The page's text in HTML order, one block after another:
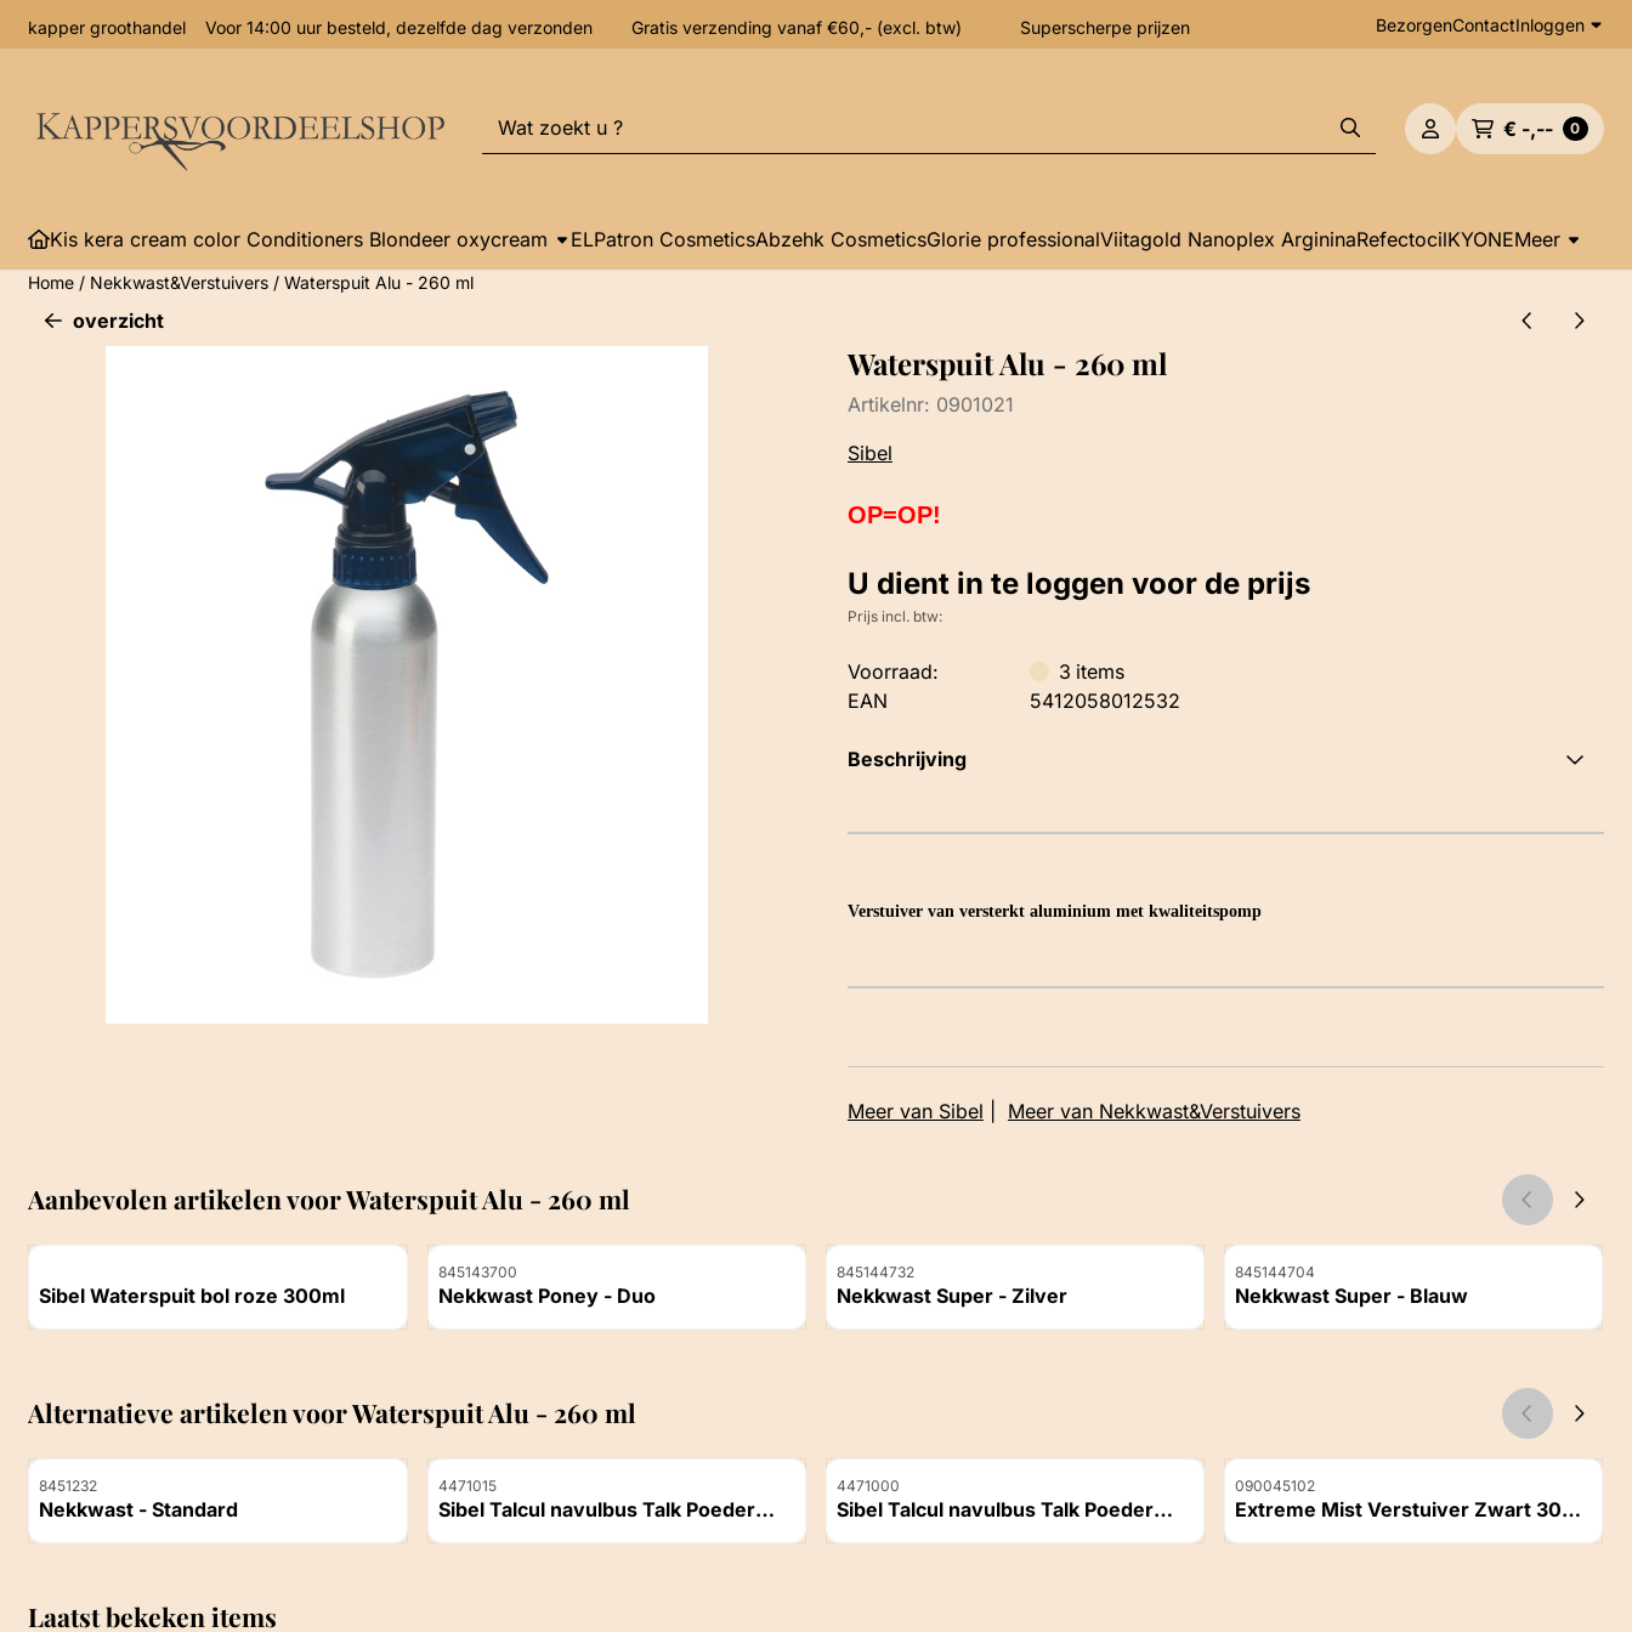
kapper groothandel Voor 14:00 uur besteld, dezelfde dag verzonden Gratis verzending vanaf €60,- (excl. btw) Superscherpe prijzen BezorgenContactInloggen
Zoeken
€ -,-- 0
Kis kera cream color Conditioners Blondeer oxycream ELPatron CosmeticsAbzehk CosmeticsGlorie professionalViitagold Nanoplex ArgininaRefectocilKYONEMeer
Home / Nekkwast&Verstuivers / Waterspuit Alu - 260 ml
overzicht
Waterspuit Alu - 260 ml
Artikelnr: 0901021
Sibel
OP=OP!
U dient in te loggen voor de prijs
Prijs incl. btw:
Voorraad: 3 items
EAN
5412058012532
Beschrijving
Verstuiver van versterkt aluminium met kwaliteitspomp
Meer van Sibel Meer van Nekkwast&Verstuivers
Aanbevolen artikelen voorWaterspuit Alu - 260 ml
Sibel Waterspuit bol roze 300ml
Prijs niet zichtbaar
Artikelnummer
845143700
Nekkwast Poney - Duo
Prijs niet zichtbaar
Artikelnummer
845144732
Nekkwast Super - Zilver
Prijs niet zichtbaar
Artikelnummer
845144704
Nekkwast Super - Blauw
Prijs niet zichtbaar
Alternatieve artikelen voorWaterspuit Alu - 260 ml
Artikelnummer
8451232
Nekkwast - Standard
Prijs niet zichtbaar
Artikelnummer
4471015
Sibel Talcul navulbus Talk Poeder
Prijs niet zichtbaar
Artikelnummer
4471000
Sibel Talcul navulbus Talk Poeder
Prijs niet zichtbaar
Artikelnummer
090045102
Extreme Mist Verstuiver Zwart 300
Prijs niet zichtbaar
Laatst bekeken items